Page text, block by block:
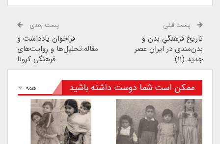
پست قبلی
تاریخ فرهنگیِ بدن و
بدن‌مندی در ایرانِ عصر
جدید (۱۱)
پست بعدی
فراخوان یادداشت و
مقاله:تحلیل‌ها و روایت‌های
فرهنگی کرونا
همه ممکن است شما دوست داشته باشید